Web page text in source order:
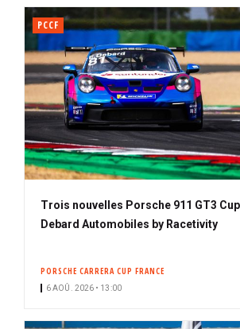
PCCF
Trois nouvelles Porsche 911 GT3
Debard Automobiles by Racetivity
PORSCHE CARRERA CUP FRANCE
6 AOÛ. 2026 • 13:00